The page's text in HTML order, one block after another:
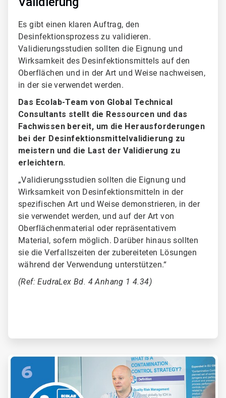
Es gibt einen klaren Auftrag, den
Desinfektionsprozess zu validieren.
Validierungsstudien sollten die Eignung und
Wirksamkeit des Desinfektionsmittels auf den
Oberflächen und in der Art und Weise nachweisen,
in der sie verwendet werden.
Das Ecolab-Team von Global Technical
Consultants stellt die Ressourcen und das
Fachwissen bereit, um die Herausforderungen
bei der Desinfektionsmittelvalidierung zu
meistern und die Last der Validierung zu
erleichtern.
„Validierungsstudien sollten die Eignung und
Wirksamkeit von Desinfektionsmitteln in der
spezifischen Art und Weise demonstrieren, in der
sie verwendet werden, und auf der Art von
Oberflächenmaterial oder repräsentativem
Material, sofern möglich. Darüber hinaus sollten
sie die Verfallszeiten der zubereiteten Lösungen
während der Verwendung unterstützen.“
(Ref: EudraLex Bd. 4 Anhang 1 4.34)
ArticleTile